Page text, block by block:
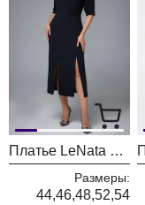
Платье LeNata 16456 черный
Размеры:
44,46,48,52,54